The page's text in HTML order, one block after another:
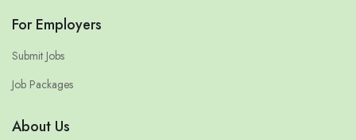
For Employers
Submit Jobs
Job Packages
About Us